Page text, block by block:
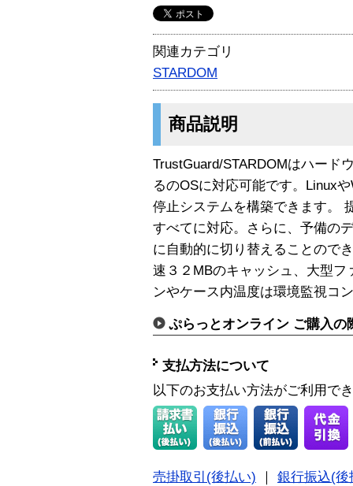
関連カテゴリ
STARDOM
商品説明
TrustGuard/STARDOMはハード
るのOSに対応可能です。Linux
停止システムを構築できます。
すべてに対応。さらに、予備の
に自動的に切り替えることので
速３２MBのキャッシュ、大型
ンやケース内温度は環境監視コ
ぷらっとオンライン ご購入の
支払方法について
以下のお支払い方法がご利用で
売掛取引(後払い)
銀行振込(後